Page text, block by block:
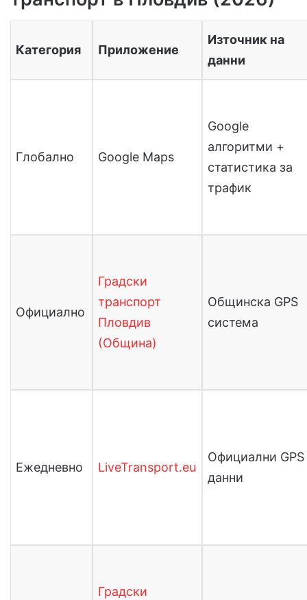
Категория Приложение
Източник на
данни
Глобално Google Maps
Google
алгоритми +
статистика за
трафик
Официално
Градски
транспорт
Пловдив
(Община)
Общинска GPS
система
Ежедневно LiveTransport.eu
Официални GPS
данни
Градски